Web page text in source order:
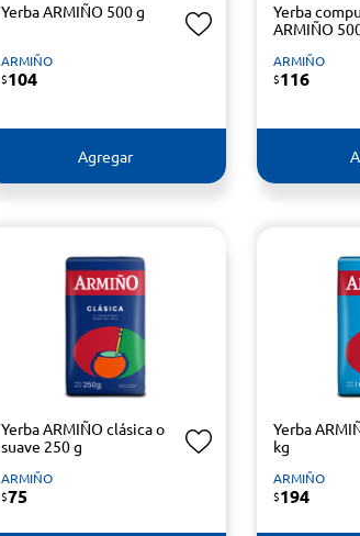
Yerba ARMIÑO 500 g
ARMIÑO
$104
Agregar
Yerba
ARMIÑO
ARMIÑO
$116
Yerba ARMIÑO clásica o
suave 250 g
ARMIÑO
$75
Yerba
kg
ARMIÑO
$194